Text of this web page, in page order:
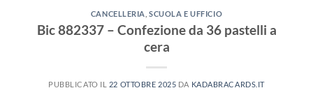
CANCELLERIA ,SCUOLA E UFFICIO
Bic 882337 – Confezione da 36 pastelli a
cera
PUBBLICATO IL 22 OTTOBRE 2025 DA KADABRACARDS.IT